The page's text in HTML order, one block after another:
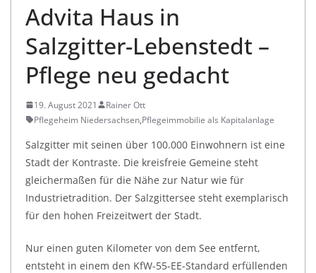
Advita Haus in
Salzgitter-Lebenstedt –
Pflege neu gedacht
19. August 2021
Rainer Ott
Pflegeheim Niedersachsen,Pflegeimmobilie als Kapitalanlage
Salzgitter mit seinen über 100.000 Einwohnern ist eine
Stadt der Kontraste. Die kreisfreie Gemeine steht
gleichermaßen für die Nähe zur Natur wie für
Industrietradition. Der Salzgittersee steht exemplarisch
für den hohen Freizeitwert der Stadt.
Nur einen guten Kilometer von dem See entfernt,
entsteht in einem den KfW-55-EE-Standard erfüllenden